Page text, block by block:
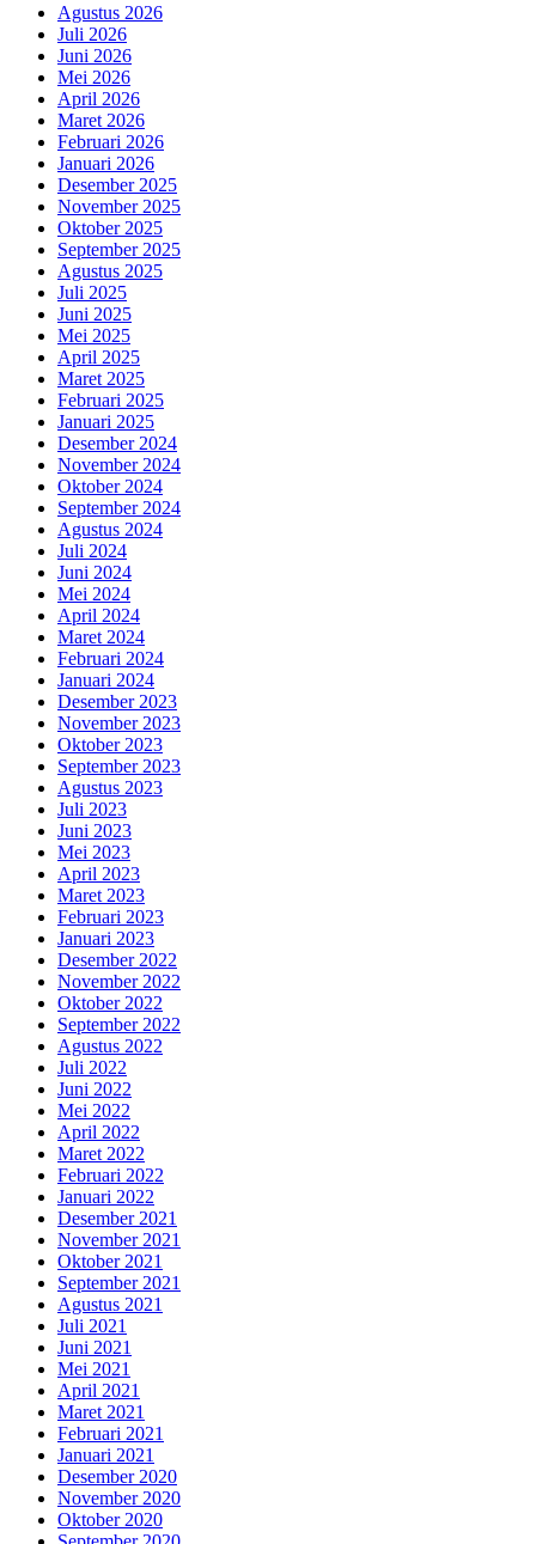
Agustus 2026
Juli 2026
Juni 2026
Mei 2026
April 2026
Maret 2026
Februari 2026
Januari 2026
Desember 2025
November 2025
Oktober 2025
September 2025
Agustus 2025
Juli 2025
Juni 2025
Mei 2025
April 2025
Maret 2025
Februari 2025
Januari 2025
Desember 2024
November 2024
Oktober 2024
September 2024
Agustus 2024
Juli 2024
Juni 2024
Mei 2024
April 2024
Maret 2024
Februari 2024
Januari 2024
Desember 2023
November 2023
Oktober 2023
September 2023
Agustus 2023
Juli 2023
Juni 2023
Mei 2023
April 2023
Maret 2023
Februari 2023
Januari 2023
Desember 2022
November 2022
Oktober 2022
September 2022
Agustus 2022
Juli 2022
Juni 2022
Mei 2022
April 2022
Maret 2022
Februari 2022
Januari 2022
Desember 2021
November 2021
Oktober 2021
September 2021
Agustus 2021
Juli 2021
Juni 2021
Mei 2021
April 2021
Maret 2021
Februari 2021
Januari 2021
Desember 2020
November 2020
Oktober 2020